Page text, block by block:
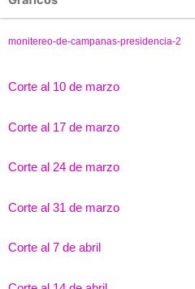
monitereo-de-campanas-presidencia-2
Corte al 10 de marzo
Corte al 17 de marzo
Corte al 24 de marzo
Corte al 31 de marzo
Corte al 7 de abril